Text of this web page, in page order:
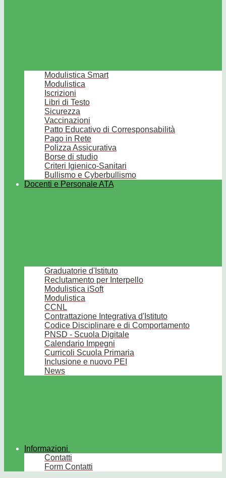
Modulistica Smart
Modulistica
Iscrizioni
Libri di Testo
Sicurezza
Vaccinazioni
Patto Educativo di Corresponsabilità
Pago in Rete
Polizza Assicurativa
Borse di studio
Criteri Igienico-Sanitari
Bullismo e Cyberbullismo
Docenti e Personale ATA
Graduatorie d'Istituto
Reclutamento per Interpello
Modulistica iSoft
Modulistica
CCNL
Contrattazione Integrativa d'Istituto
Codice Disciplinare e di Comportamento
PNSD - Scuola Digitale
Calendario Impegni
Curricoli Scuola Primaria
Inclusione e nuovo PEI
News
Informazioni
Contatti
Form Contatti